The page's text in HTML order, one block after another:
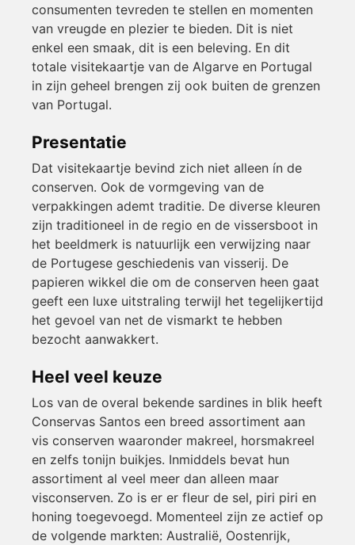
consumenten tevreden te stellen en momenten
van vreugde en plezier te bieden. Dit is niet
enkel een smaak, dit is een beleving. En dit
totale visitekaartje van de Algarve en Portugal
in zijn geheel brengen zij ook buiten de grenzen
van Portugal.
Presentatie
Dat visitekaartje bevind zich niet alleen ín de
conserven. Ook de vormgeving van de
verpakkingen ademt traditie. De diverse kleuren
zijn traditioneel in de regio en de vissersboot in
het beeldmerk is natuurlijk een verwijzing naar
de Portugese geschiedenis van visserij. De
papieren wikkel die om de conserven heen gaat
geeft een luxe uitstraling terwijl het tegelijkertijd
het gevoel van net de vismarkt te hebben
bezocht aanwakkert.
Heel veel keuze
Los van de overal bekende sardines in blik heeft
Conservas Santos een breed assortiment aan
vis conserven waaronder makreel, horsmakreel
en zelfs tonijn buikjes. Inmiddels bevat hun
assortiment al veel meer dan alleen maar
visconserven. Zo is er er fleur de sel, piri piri en
honing toegevoegd. Momenteel zijn ze actief op
de volgende markten: Australië, Oostenrijk,